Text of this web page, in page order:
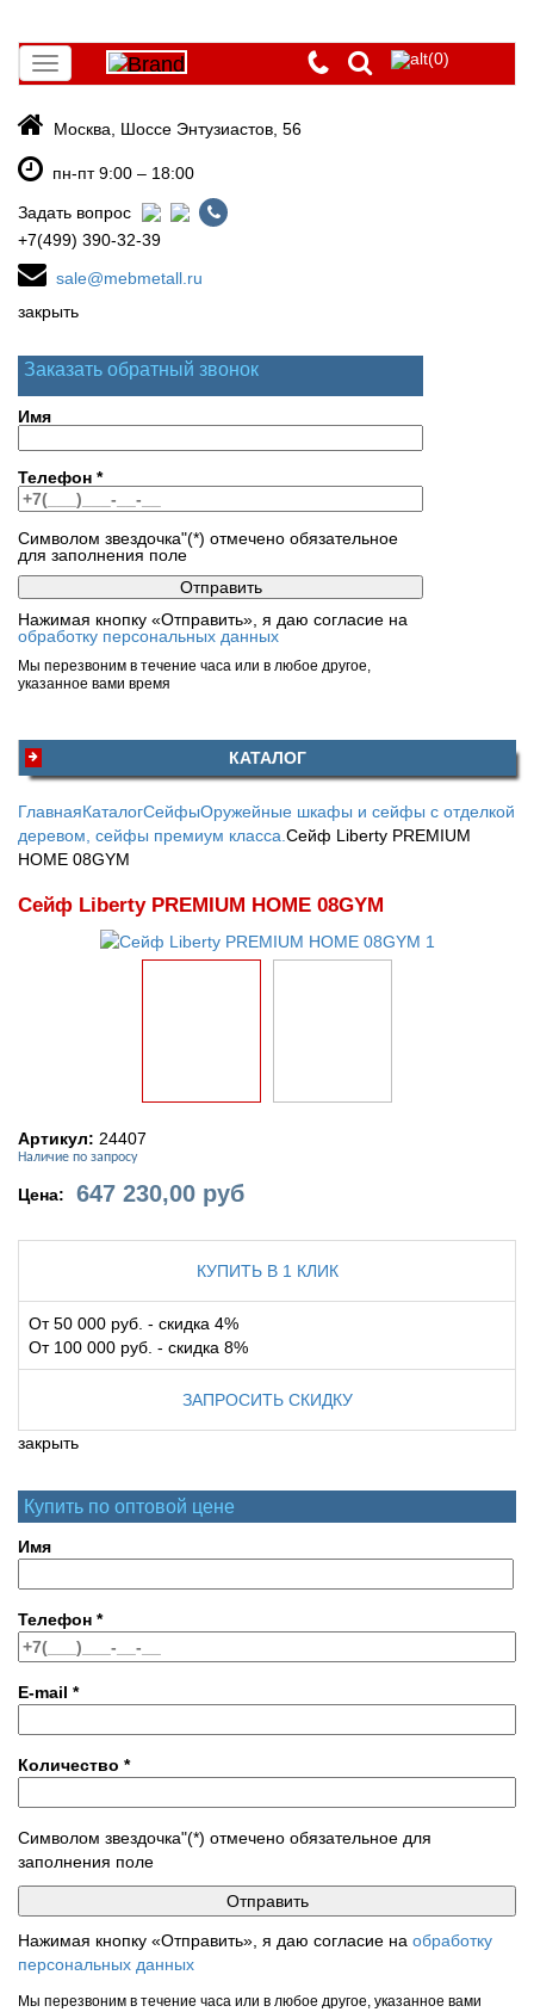
Toggle
navigation
(0)
Москва, Шоссе Энтузиастов, 56
пн-пт 9:00 – 18:00
Задать вопрос
+7(499) 390-32-39
sale@mebmetall.ru
закрыть
Заказать обратный звонок
Имя
Телефон *
Символом звездочка"(*) отмечено обязательное
для заполнения поле
Нажимая кнопку «Отправить», я даю согласие на
обработку персональных данных
Мы перезвоним в течение часа или в любое другое,
указанное вами время
КАТАЛОГ
ГлавнаяКаталогСейфыОружейные шкафы и сейфы с отделкой
деревом, сейфы премиум класса. Сейф Liberty PREMIUM
HOME 08GYM
Сейф Liberty PREMIUM HOME 08GYM
Артикул: 24407
Наличие по запросу
Цена: 647 230,00 руб
КУПИТЬ В 1 КЛИК
От 50 000 руб. - скидка 4%
От 100 000 руб. - скидка 8%
ЗАПРОСИТЬ СКИДКУ
закрыть
Купить по оптовой цене
Имя
Телефон *
E-mail *
Количество *
Символом звездочка"(*) отмечено обязательное для
заполнения поле
Нажимая кнопку «Отправить», я даю согласие на обработку
персональных данных
Мы перезвоним в течение часа или в любое другое, указанное вами